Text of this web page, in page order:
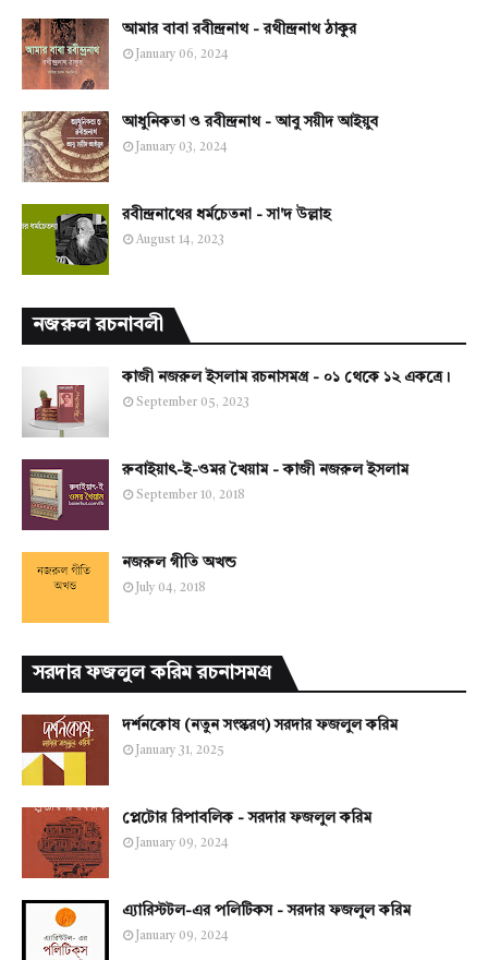
আমার বাবা রবীন্দ্রনাথ - রথীন্দ্রনাথ ঠাকুর
January 06, 2024
আধুনিকতা ও রবীন্দ্রনাথ - আবু সয়ীদ আইয়ুব
January 03, 2024
রবীন্দ্রনাথের ধর্মচেতনা - সা'দ উল্লাহ
August 14, 2023
নজরুল রচনাবলী
কাজী নজরুল ইসলাম রচনাসমগ্র - ০১ থেকে ১২ একত্রে।
September 05, 2023
রুবাইয়াৎ-ই-ওমর খৈয়াম - কাজী নজরুল ইসলাম
September 10, 2018
নজরুল গীতি অখন্ড
July 04, 2018
সরদার ফজলুল করিম রচনাসমগ্র
দর্শনকোষ (নতুন সংস্করণ) সরদার ফজলুল করিম
January 31, 2025
প্লেটোর রিপাবলিক - সরদার ফজলুল করিম
January 09, 2024
এ্যারিস্টটল-এর পলিটিকস - সরদার ফজলুল করিম
January 09, 2024